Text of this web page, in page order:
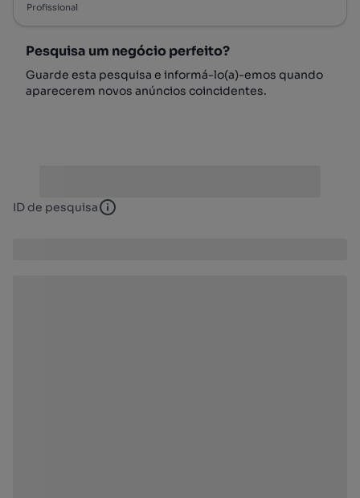
Profissional
Pesquisa um negócio perfeito?
Guarde esta pesquisa e informá-lo(a)-emos quando
aparecerem novos anúncios coincidentes.
ID de pesquisa ID de pesquisa